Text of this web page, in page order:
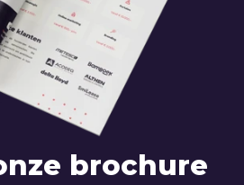
brochure